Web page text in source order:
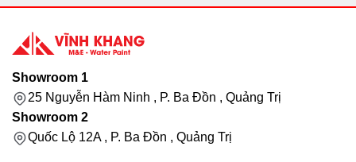
Showroom 1
25 Nguyễn Hàm Ninh , P. Ba Đồn , Quảng Trị
Showroom 2
Quốc Lộ 12A , P. Ba Đồn , Quảng Trị